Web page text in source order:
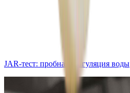
JAR-тест: пробная коагуляция воды